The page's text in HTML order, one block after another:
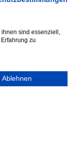
sind essenziell,
zu
Ablehnen